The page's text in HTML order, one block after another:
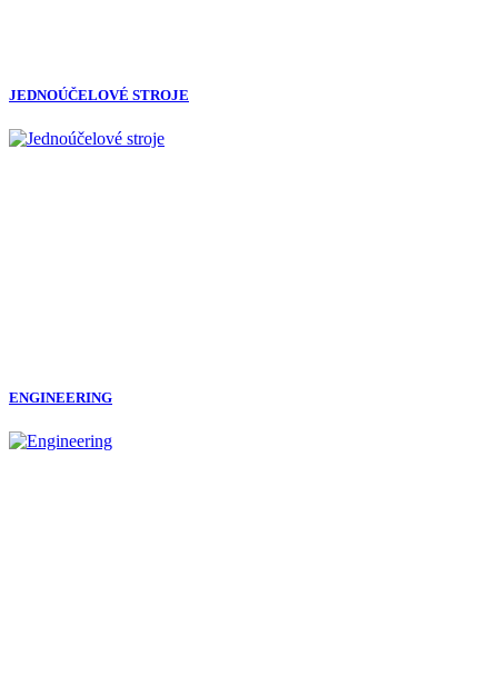
JEDNOÚČELOVÉ STROJE
ENGINEERING